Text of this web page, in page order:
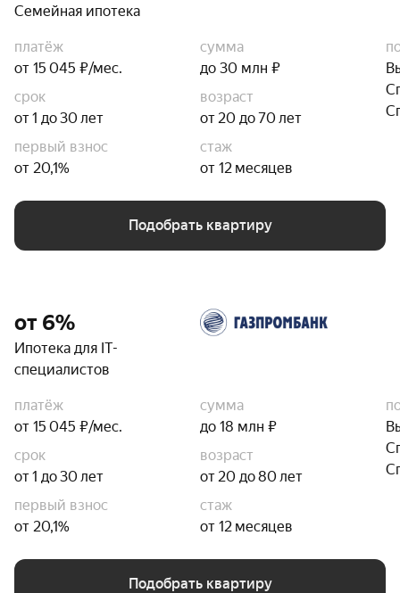
Семейная ипотека
платёж
от 15 045 ₽/мес.
сумма
до 30 млн ₽
срок
от 1 до 30 лет
возраст
от 20 до 70 лет
первый взнос
от 20,1%
стаж
от 12 месяцев
Подобрать квартиру
от 6%
Ипотека для IT-
специалистов
платёж
от 15 045 ₽/мес.
сумма
до 18 млн ₽
срок
от 1 до 30 лет
возраст
от 20 до 80 лет
первый взнос
от 20,1%
стаж
от 12 месяцев
Подобрать квартиру